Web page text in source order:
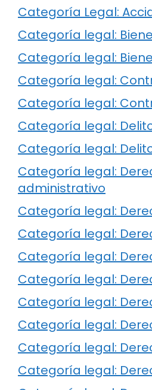
Categoría Legal:
Categoría legal:
Categoría legal:
Categoría legal:
Categoría legal:
Categoría legal:
Categoría legal:
Categoría legal:
administrativo
Categoría legal:
Categoría legal:
Categoría legal:
Categoría legal:
Categoría legal:
Categoría legal:
Categoría legal:
Categoría legal: